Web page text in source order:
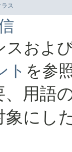
ス
スおよ
ト を参
用語
にし